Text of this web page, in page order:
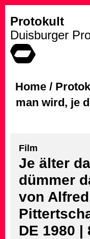
Protokult
Duisburger
Home/
man wird, je
Film
Je älter
dümmer
von Alfred
DE 1980 |